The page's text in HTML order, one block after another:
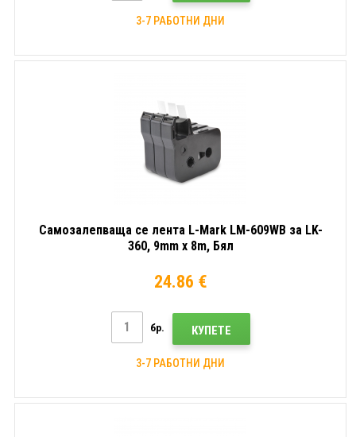
3-7 РАБОТНИ ДНИ
Самозалепваща се лента L-Mark LM-609WB за LK-
360, 9mm x 8m, Бял
24.86 €
бр. КУПЕТЕ
3-7 РАБОТНИ ДНИ